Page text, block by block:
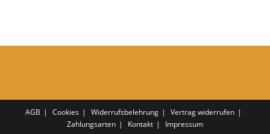
AGB Cookies Widerrufsbelehrung
Vertrag widerrufen
Zahlungsarten
Kontakt Impressum